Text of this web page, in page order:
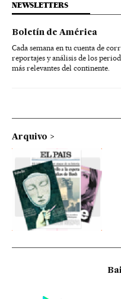
NEWSLETTERS
Boletín de América
Cada semana en tu cuenta de
reportajes y análisis de los
más relevantes del continente.
Arquivo